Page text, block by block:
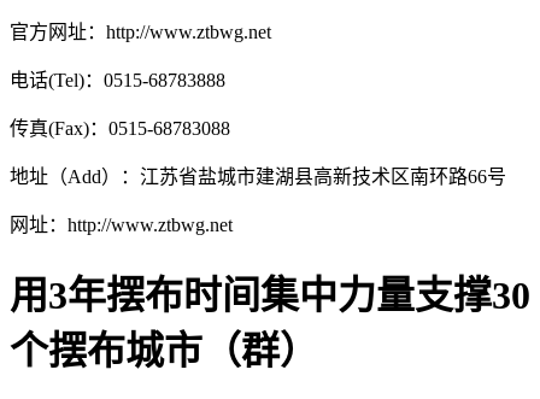
官方网址：http://www.ztbwg.net
电话(Tel)：0515-68783888
传真(Fax)：0515-68783088
地址（Add）：江苏省盐城市建湖县高新技术区南环路66号
网址：http://www.ztbwg.net
用3年摆布时间集中力量支撑30
个摆布城市（群）